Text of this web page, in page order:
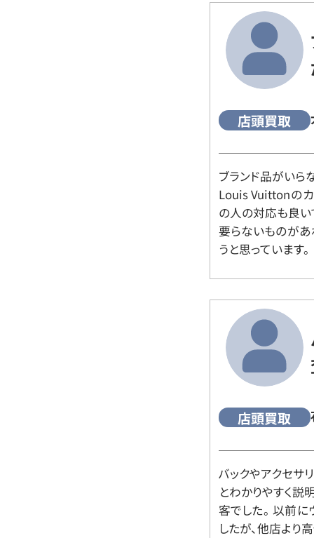
店頭買取
ブランド品がいら
Louis Vuittonの
の人の対応も良い
要らないものがあ
うと思っています。
店頭買取
バックやアクセサ
とわかりやすく説
客でした。 以前
したが、他店より